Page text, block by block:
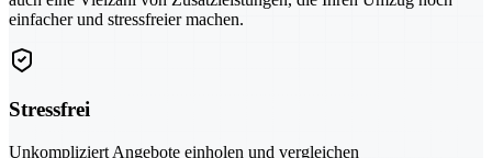
einfacher und stressfreier machen.
Stressfrei
Unkompliziert Angebote einholen und vergleichen